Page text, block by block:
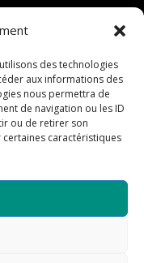
des technologies
aux informations des
nous permettra de
de navigation ou les ID
ou de retirer son
caractéristiques
Moder
Ecrivains